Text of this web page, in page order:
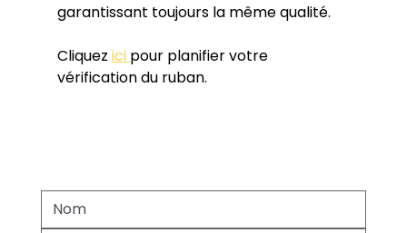
garantissant toujours la même qualité.
Cliquez ici pour planifier votre
vérification du ruban.